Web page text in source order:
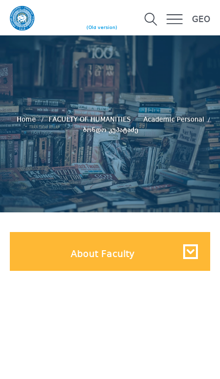
(Old version)
GEO
Home FACULTY OF HUMANITIES
Academic Personal
ბონდო კუპატაძე
About Faculty